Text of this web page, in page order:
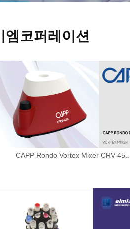
엠코퍼레이션
CAPP Rondo Vortex Mixer CRV-45..